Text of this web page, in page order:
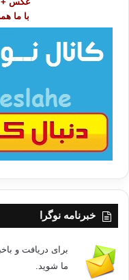
« لازم است همه آراء آنان
آنان پیروی کرده اند، همچون
آمیزبدانیم، ولی باید دانست
ارسطو، به اندازه این دو تن
این تنها غزالی- کسی که
فيلسوفان مي شمارد- نیست
خلدون، بنیانگذار فلسفه
عنوان «در ابطال فلسفه و
را دانشی می نامد که زیان
مقدمه ابن خلدون، ترجمه محمد
او فیلسوفان را چنین توصیف
با ما
خبرنامه نوگرا
برای دریافت و
ما شوید.